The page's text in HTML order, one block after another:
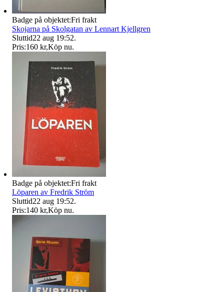
Badge på objektet:Fri frakt
Skojarna på Skolgatan av Lennart Kjellgren
Sluttid22 aug 19:52.
Pris:160 kr,Köp nu.
Badge på objektet:Fri frakt
Löparen av Fredrik Ström
Sluttid22 aug 19:52.
Pris:140 kr,Köp nu.